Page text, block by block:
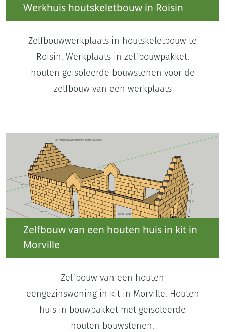
Werkhuis houtskeletbouw in Roisin
Zelfbouwwerkplaats in houtskeletbouw te
Roisin. Werkplaats in zelfbouwpakket,
houten geïsoleerde bouwstenen voor de
zelfbouw van een werkplaats
Zelfbouw van een houten huis in kit in
Morville
Zelfbouw van een houten
eengezinswoning in kit in Morville. Houten
huis in bouwpakket met geïsoleerde
houten bouwstenen.